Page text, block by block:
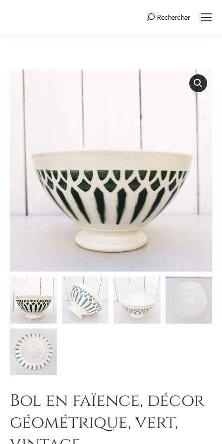
Search:Rechercher
Bol en faïence, décor
géométrique, vert,